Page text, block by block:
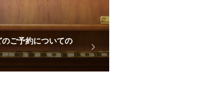
ご予約についての